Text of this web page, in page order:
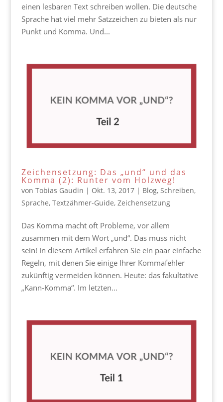
einen lesbaren Text schreiben wollen. Die deutsche
Sprache hat viel mehr Satzzeichen zu bieten als nur
Punkt und Komma. Und...
Zeichensetzung: Das „und“ und das
Komma (2): Runter vom Holzweg!
von Tobias Gaudin | Okt. 13, 2017| Blog, Schreiben,
Sprache, Textzähmer-Guide, Zeichensetzung
Das Komma macht oft Probleme, vor allem
zusammen mit dem Wort „und“. Das muss nicht
sein! In diesem Artikel erfahren Sie ein paar einfache
Regeln, mit denen Sie einige Ihrer Kommafehler
zukünftig vermeiden können. Heute: das fakultative
„Kann-Komma“. Im letzten...